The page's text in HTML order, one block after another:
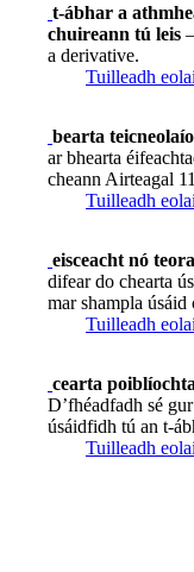
t-ábhar a
chuireann tú leis
a derivative.
Tuilleadh
bearta
ar bhearta
cheann Airteagal
Tuilleadh
eisceacht nó
difear do chearta
mar shampla
Tuilleadh
cearta
D’fhéadfadh sé
úsáidfidh tú an t-
Tuilleadh